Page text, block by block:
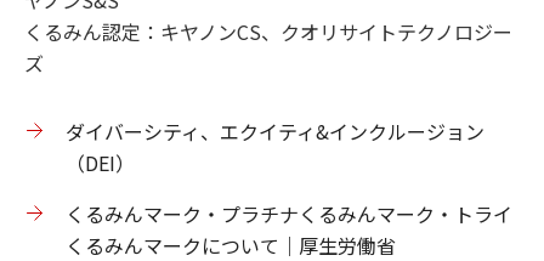
くるみん認定：キヤノンCS、クオリサイトテクノロジー
ズ
ダイバーシティ、エクイティ&インクルージョン
（DEI）
くるみんマーク・プラチナくるみんマーク・トライ
くるみんマークについて｜厚生労働省